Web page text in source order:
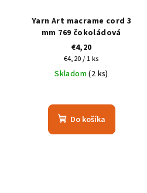
Yarn Art macrame cord 3
mm 769 čokoládová
€4,20
Jednotková
cena:
€4,20 / 1 ks
Skladom(2 ks)
Do košíka